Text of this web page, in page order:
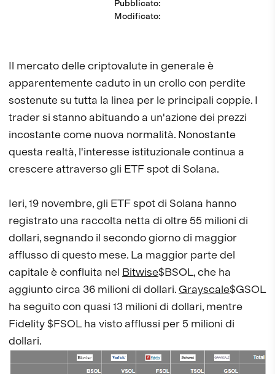
Pubblicato:
Modificato:
Il mercato delle criptovalute in generale è
apparentemente caduto in un crollo con perdite
sostenute su tutta la linea per le principali coppie. I
trader si stanno abituando a un'azione dei prezzi
incostante come nuova normalità. Nonostante
questa realtà, l'interesse istituzionale continua a
crescere attraverso gli ETF spot di Solana.
Ieri, 19 novembre, gli ETF spot di Solana hanno
registrato una raccolta netta di oltre 55 milioni di
dollari, segnando il secondo giorno di maggior
afflusso di questo mese. La maggior parte del
capitale è confluita nel Bitwise$BSOL, che ha
aggiunto circa 36 milioni di dollari. Grayscale$GSOL
ha seguito con quasi 13 milioni di dollari, mentre
Fidelity $FSOL ha visto afflussi per 5 milioni di
dollari.